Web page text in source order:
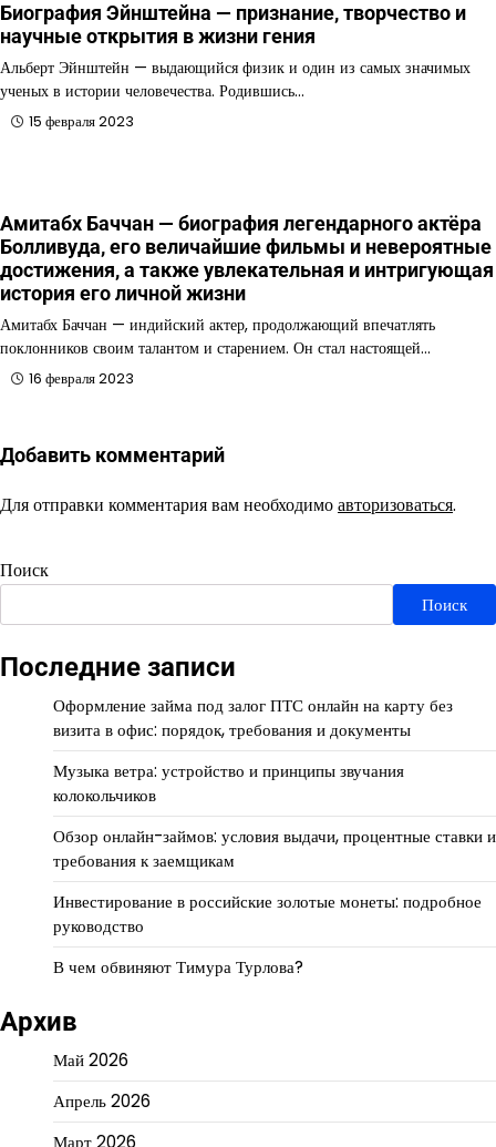
Биография Эйнштейна — признание, творчество и
научные открытия в жизни гения
Альберт Эйнштейн — выдающийся физик и один из самых значимых
ученых в истории человечества. Родившись…
15 февраля 2023
Амитабх Баччан — биография легендарного актёра
Болливуда, его величайшие фильмы и невероятные
достижения, а также увлекательная и интригующая
история его личной жизни
Амитабх Баччан — индийский актер, продолжающий впечатлять
поклонников своим талантом и старением. Он стал настоящей…
16 февраля 2023
Добавить комментарий
Для отправки комментария вам необходимоавторизоваться.
Поиск
Поиск
Последние записи
Оформление займа под залог ПТС онлайн на карту без
визита в офис: порядок, требования и документы
Музыка ветра: устройство и принципы звучания
колокольчиков
Обзор онлайн-займов: условия выдачи, процентные ставки и
требования к заемщикам
Инвестирование в российские золотые монеты: подробное
руководство
В чем обвиняют Тимура Турлова?
Архив
Май 2026
Апрель 2026
Март 2026